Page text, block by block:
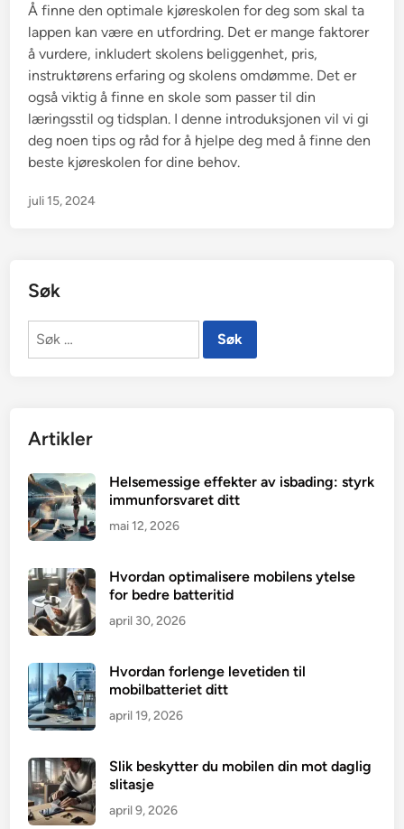
Å finne den optimale kjøreskolen for deg som skal ta
lappen kan være en utfordring. Det er mange faktorer
å vurdere, inkludert skolens beliggenhet, pris,
instruktørens erfaring og skolens omdømme. Det er
også viktig å finne en skole som passer til din
læringsstil og tidsplan. I denne introduksjonen vil vi gi
deg noen tips og råd for å hjelpe deg med å finne den
beste kjøreskolen for dine behov.
juli 15, 2024
Søk
Søk
Artikler
Helsemessige effekter av isbading: styrk
immunforsvaret ditt
mai 12, 2026
Hvordan optimalisere mobilens ytelse
for bedre batteritid
april 30, 2026
Hvordan forlenge levetiden til
mobilbatteriet ditt
april 19, 2026
Slik beskytter du mobilen din mot daglig
slitasje
april 9, 2026